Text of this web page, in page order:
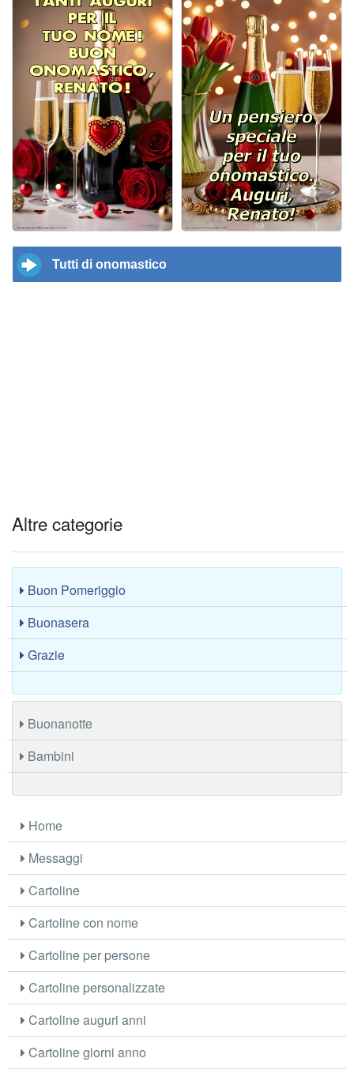
Tutti di onomastico
Altre categorie
Buon Pomeriggio
Buonasera
Grazie
Buonanotte
Bambini
Home
Messaggi
Cartoline
Cartoline con nome
Cartoline per persone
Cartoline personalizzate
Cartoline auguri anni
Cartoline giorni anno